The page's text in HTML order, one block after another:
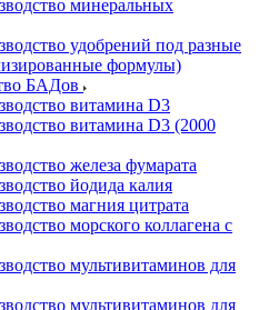
минеральных
удобрений под разные
формулы)
БАДов
витамина D3
витамина D3 (2000
железа фумарата
йодида калия
магния цитрата
морского коллагена с
мультивитаминов для
мультивитаминов для